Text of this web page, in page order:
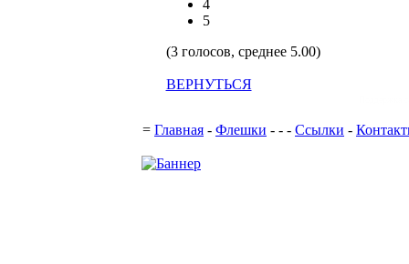
4
5
(3 голосов, среднее 5.00)
ВЕРНУТЬСЯ
= Главная - Флешки - - - Ссылки -